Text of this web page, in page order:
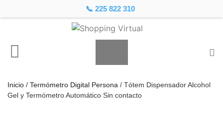
📞 225 822 310
Inicio / Termómetro Digital Persona / Tótem Dispensador Alcohol
Gel y Termómetro Automático Sin contacto